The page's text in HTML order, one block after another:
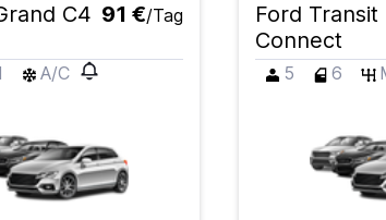
C4 91 €/Tag
A/C
Ford Transit
Connect
5 6